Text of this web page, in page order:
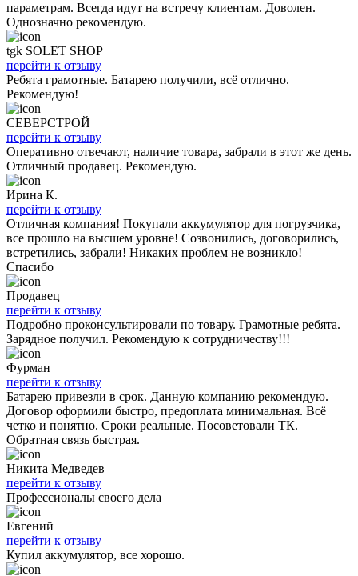
параметрам. Всегда идут на встречу клиентам. Доволен.
Однозначно рекомендую.
tgk SOLET SHOP
перейти к отзыву
Ребята грамотные. Батарею получили, всё отлично.
Рекомендую!
СЕВЕРСТРОЙ
перейти к отзыву
Оперативно отвечают, наличие товара, забрали в этот же день.
Отличный продавец. Рекомендую.
Ирина К.
перейти к отзыву
Отличная компания! Покупали аккумулятор для погрузчика,
все прошло на высшем уровне! Созвонились, договорились,
встретились, забрали! Никаких проблем не возникло!
Спасибо
Продавец
перейти к отзыву
Подробно проконсультировали по товару. Грамотные ребята.
Зарядное получил. Рекомендую к сотрудничеству!!!
Фурман
перейти к отзыву
Батарею привезли в срок. Данную компанию рекомендую.
Договор оформили быстро, предоплата минимальная. Всё
четко и понятно. Сроки реальные. Посоветовали ТК.
Обратная связь быстрая.
Никита Медведев
перейти к отзыву
Профессионалы своего дела
Евгений
перейти к отзыву
Купил аккумулятор, все хорошо.